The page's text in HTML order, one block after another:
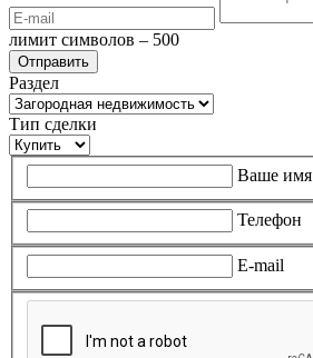
лимит символов – 500
Раздел
Тип сделки
Ваше имя
Телефон
E-mail